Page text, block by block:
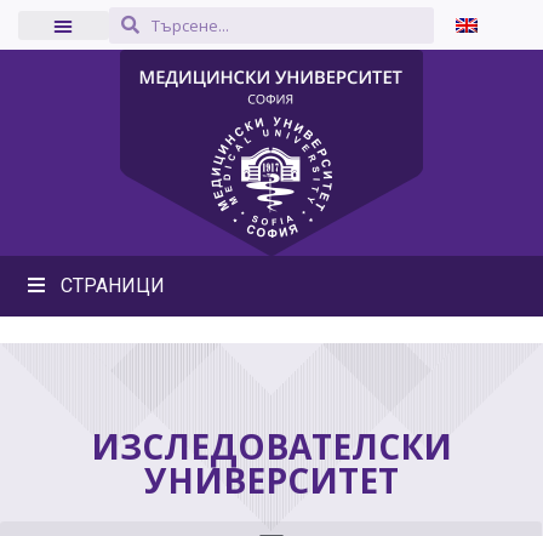
СТРАНИЦИ
ИЗСЛЕДОВАТЕЛСКИ
УНИВЕРСИТЕТ